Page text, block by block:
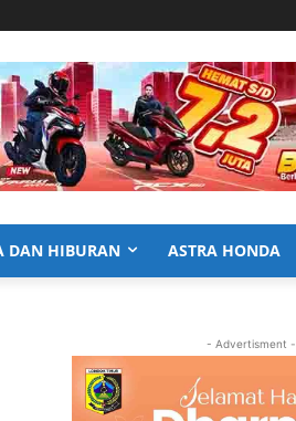
DAN HIBURAN ASTRA HONDA
- Advertisment -